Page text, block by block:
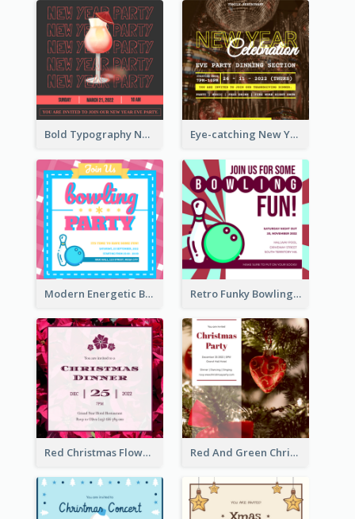
Bold Typography New Year Party Invitation Design Eye-catching New Year Eve Dinner Invitation Design Ideas
Modern Energetic Bowling Invitation Design Retro Funky Bowling Party Invitation Design
Red Christmas Flower Christmas Dinner Invitation Red And Green Christmas Tree Christmas Party Invitation